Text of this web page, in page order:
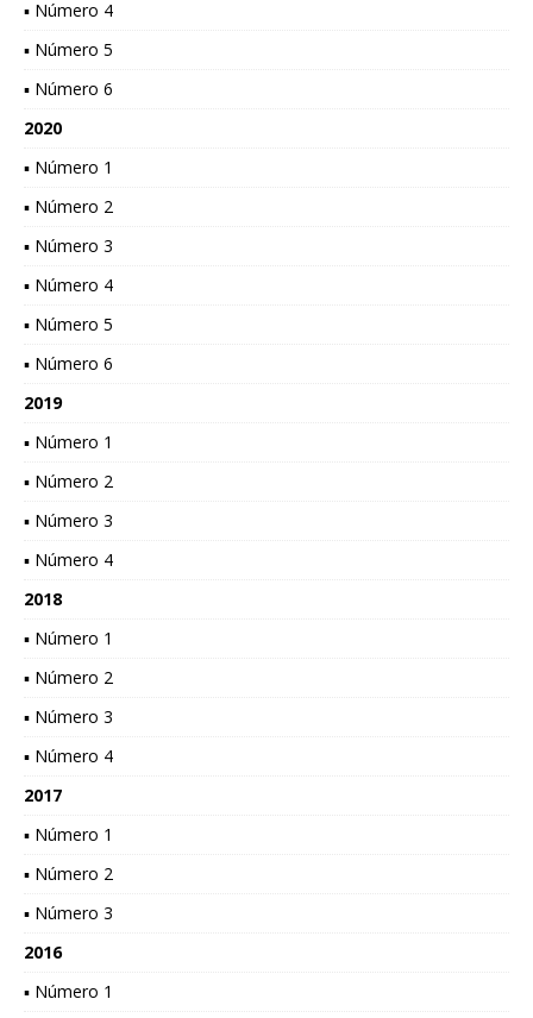
▪ Número 4
▪ Número 5
▪ Número 6
2020
▪ Número 1
▪ Número 2
▪ Número 3
▪ Número 4
▪ Número 5
▪ Número 6
2019
▪ Número 1
▪ Número 2
▪ Número 3
▪ Número 4
2018
▪ Número 1
▪ Número 2
▪ Número 3
▪ Número 4
2017
▪ Número 1
▪ Número 2
▪ Número 3
2016
▪ Número 1